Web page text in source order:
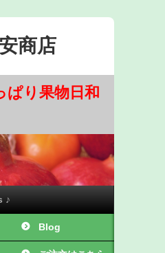
商店
ぱり果物日和
♪
Blog